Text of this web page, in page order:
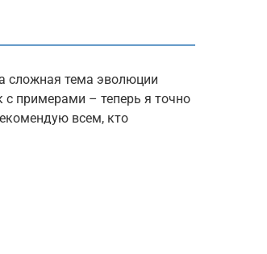
сложная тема эволюции
с примерами – теперь я точно
всем, кто